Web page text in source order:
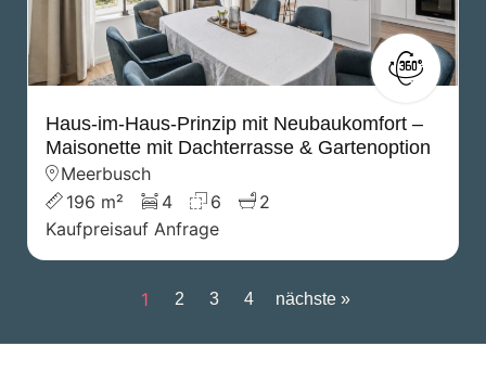
Haus-im-Haus-Prinzip mit Neubaukomfort –
Maisonette mit Dachterrasse & Gartenoption
Meerbusch
196 m²
4 6
2
Kaufpreisauf Anfrage
1 2 3 4 nächste »